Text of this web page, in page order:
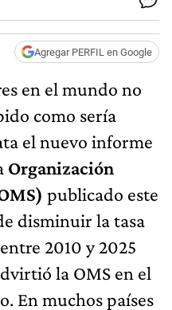
Agregar PERFIL en Google
en el mundo no
como sería
el nuevo informe
Organización
publicado este
disminuir la tasa
2010 y 2025
la OMS en el
En muchos países